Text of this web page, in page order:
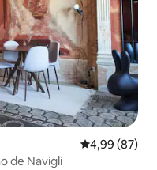
4,99 de uma
4,99 (87)
de Navigli